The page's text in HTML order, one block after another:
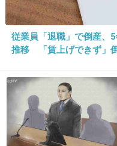
精神的に傷つけら
従業員「退職」で倒産
推移 「賃上げできず」